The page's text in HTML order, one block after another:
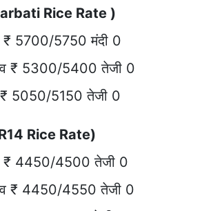
Rice Rate )
₹ 5700/5750 मंदी 0
₹ 5300/5400 तेजी 0
₹ 5050/5150 तेजी 0
Rice Rate)
₹ 4450/4500 तेजी 0
₹ 4450/4550 तेजी 0